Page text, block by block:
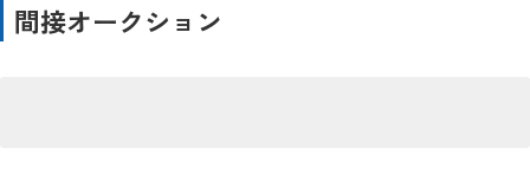
間接オークション